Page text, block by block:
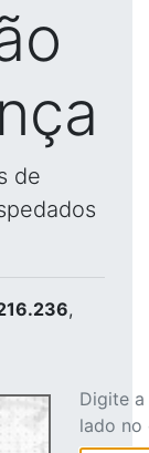
de
,
Digite
lado no